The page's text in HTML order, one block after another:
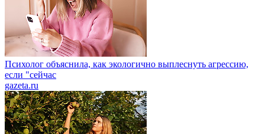
Психолог объяснила, как экологично выплеснуть агрессию,
если "сейчас
gazeta.ru